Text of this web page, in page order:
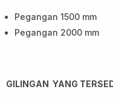
Pegangan 1500 mm
Pegangan 2000 mm
GILINGAN YANG